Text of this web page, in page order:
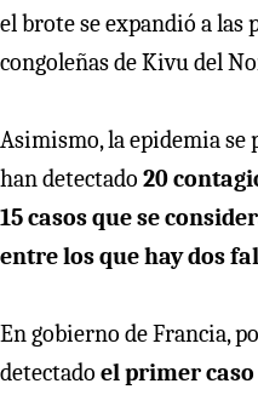
el brote se expandió a
congoleñas de Kivu del
Asimismo, la epidemia se
han detectado 20
15 casos que se
entre los que hay dos
En gobierno de Francia,
detectado el primer